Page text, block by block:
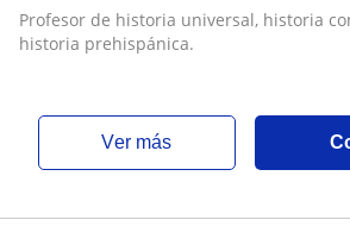
Profesor de historia universal, historia
historia prehispánica.
ver más